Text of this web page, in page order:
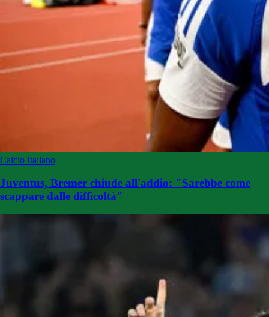
Calcio Italiano
Juventus, Bremer chiude all'addio: "Sarebbe come
scappare dalle difficoltà"